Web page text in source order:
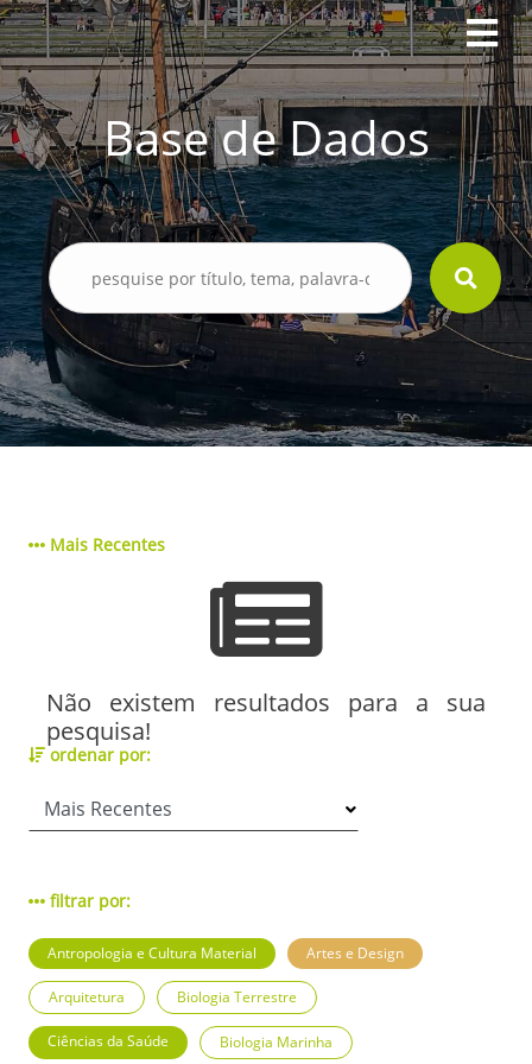
Base de Dados
Mais Recentes
Não existem resultados para a sua
pesquisa!
ordenar por:
filtrar por:
Antropologia e Cultura Material Artes e Design
Arquitetura Biologia Terrestre
Ciências da Saúde Biologia Marinha